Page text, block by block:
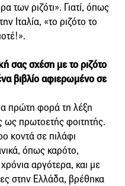
των ριζότι». Γιατί, όπως
Ιταλία, «το ριζότο το
σας σχέση με το ριζότο
βιβλίο αφιερωμένο σε
πρώτη φορά τη λέξη
ως πρωτοετής φοιτητής.
κοντά σε πιλάφι
όπως καρότο,
αργότερα, και με
στην Ελλάδα, βρέθηκα